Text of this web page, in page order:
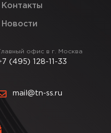
Контакты
Новости
офис в г. Москва
(495) 128-11-33
mail@tn-ss.ru